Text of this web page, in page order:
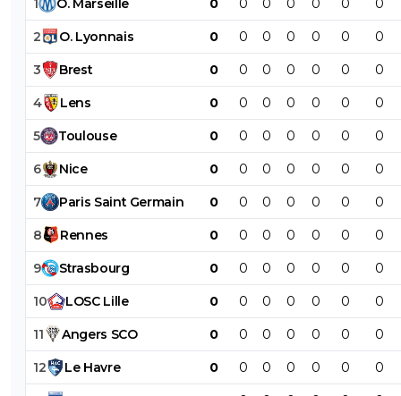
1 O. Marseille 0 0 0 0 0 0 0
2 O. Lyonnais 0 0 0 0 0 0 0
3 Brest 0 0 0 0 0 0 0
4 Lens 0 0 0 0 0 0 0
5 Toulouse 0 0 0 0 0 0 0
6 Nice 0 0 0 0 0 0 0
7 Paris Saint Germain 0 0 0 0 0 0 0
8 Rennes 0 0 0 0 0 0 0
9 Strasbourg 0 0 0 0 0 0 0
10 LOSC Lille 0 0 0 0 0 0 0
11 Angers SCO 0 0 0 0 0 0 0
12 Le Havre 0 0 0 0 0 0 0